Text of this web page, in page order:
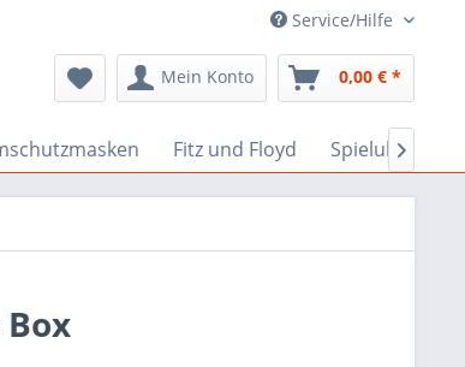
Service/Hilfe
Mein Konto 0,00 € *
Fitz und Floyd Spieluhren
